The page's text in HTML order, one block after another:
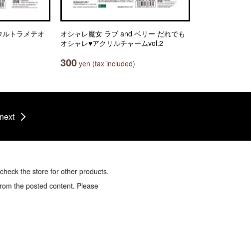
トラメテオ
オシャレ魔女 ラブ and ベリー だれでも
オシャレ♥アクリルチャームvol.2
300 yen (tax included)
next
the store for other products.
the posted content. Please